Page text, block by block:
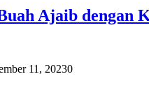
Ajaib dengan
11, 20230